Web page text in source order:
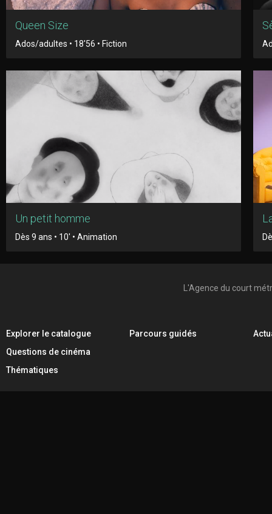
Queen Size
Ados/adultes • 18'56 • Fiction
Un petit homme
Dès 9 ans • 10' • Animation
L'Agence du court
Explorer le catalogue
Questions de cinéma
Thématiques
Parcours guidés